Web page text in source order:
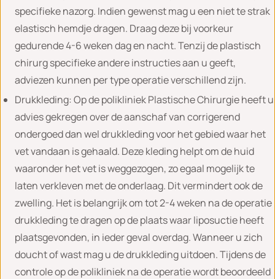
specifieke nazorg. Indien gewenst mag u een niet te strak
elastisch hemdje dragen. Draag deze bij voorkeur
gedurende 4-6 weken dag en nacht. Tenzij de plastisch
chirurg specifieke andere instructies aan u geeft,
adviezen kunnen per type operatie verschillend zijn.
Drukkleding: Op de polikliniek Plastische Chirurgie heeft u
advies gekregen over de aanschaf van corrigerend
ondergoed dan wel drukkleding voor het gebied waar het
vet vandaan is gehaald. Deze kleding helpt om de huid
waaronder het vet is weggezogen, zo egaal mogelijk te
laten verkleven met de onderlaag. Dit vermindert ook de
zwelling. Het is belangrijk om tot 2-4 weken na de operatie
drukkleding te dragen op de plaats waar liposuctie heeft
plaatsgevonden, in ieder geval overdag. Wanneer u zich
doucht of wast mag u de drukkleding uitdoen. Tijdens de
controle op de polikliniek na de operatie wordt beoordeeld